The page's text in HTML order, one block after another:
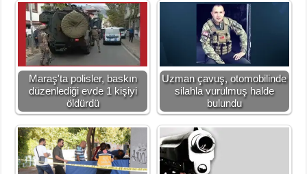
Maraş'ta polisler, baskın
düzenlediği evde 1 kişiyi
öldürdü
Uzman çavuş, otomobilinde
silahla vurulmuş halde
bulundu